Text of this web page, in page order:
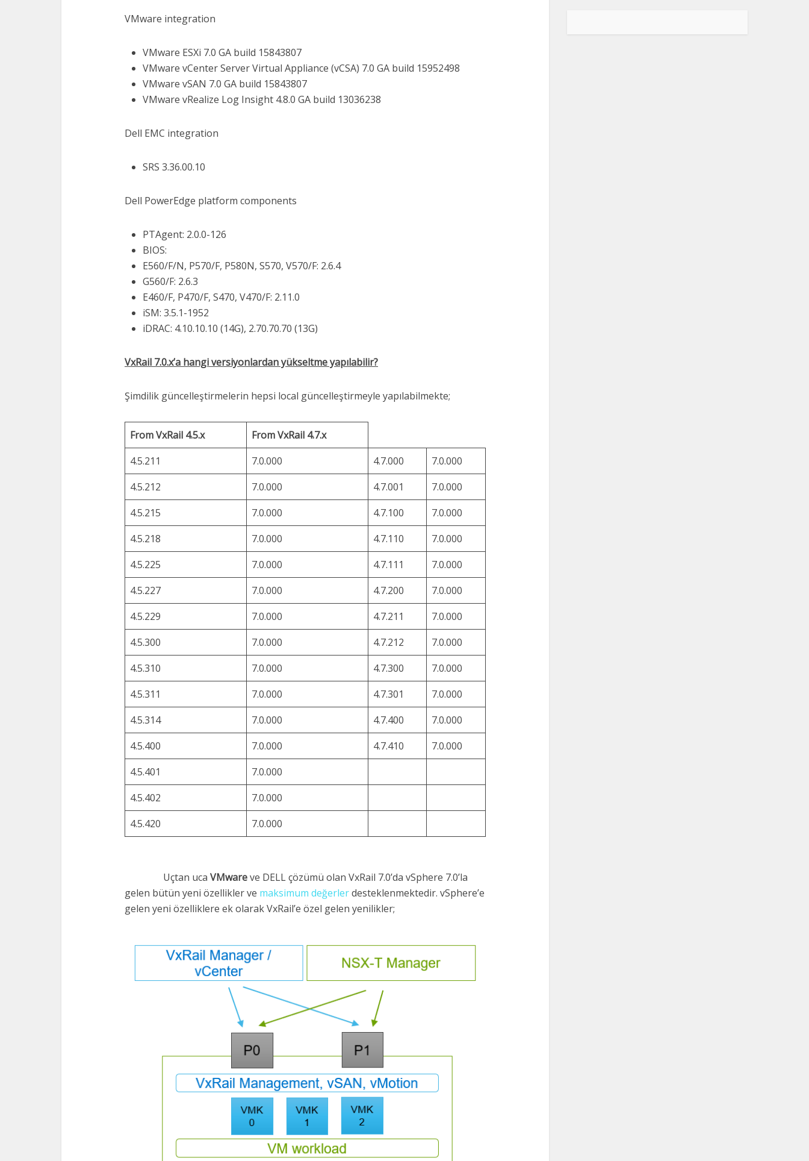
VMware integration
VMware ESXi 7.0 GA build 15843807
VMware vCenter Server Virtual Appliance (vCSA) 7.0 GA build 15952498
VMware vSAN 7.0 GA build 15843807
VMware vRealize Log Insight 4.8.0 GA build 13036238
Dell EMC integration
SRS 3.36.00.10
Dell PowerEdge platform components
PTAgent: 2.0.0-126
BIOS:
E560/F/N, P570/F, P580N, S570, V570/F: 2.6.4
G560/F: 2.6.3
E460/F, P470/F, S470, V470/F: 2.11.0
iSM: 3.5.1-1952
iDRAC: 4.10.10.10 (14G), 2.70.70.70 (13G)
VxRail 7.0.x’a hangi versiyonlardan yükseltme yapılabilir?
Şimdilik güncelleştirmelerin hepsi local güncelleştirmeyle yapılabilmekte;
From VxRail 4.5.x
From VxRail 4.7.x
4.5.211
7.0.000 4.7.000
7.0.000
4.5.212
7.0.000 4.7.001
7.0.000
4.5.215
7.0.000 4.7.100
7.0.000
4.5.218
7.0.000 4.7.110
7.0.000
4.5.225
7.0.000 4.7.111
7.0.000
4.5.227
7.0.000 4.7.200
7.0.000
4.5.229
7.0.000 4.7.211
7.0.000
4.5.300
7.0.000 4.7.212
7.0.000
4.5.310
7.0.000 4.7.300
7.0.000
4.5.311
7.0.000 4.7.301
7.0.000
4.5.314
7.0.000 4.7.400
7.0.000
4.5.400
7.0.000 4.7.410
7.0.000
4.5.401
7.0.000
4.5.402
7.0.000
4.5.420
7.0.000
Uçtan uca VMwareve DELL çözümü olan VxRail 7.0’da vSphere 7.0’la
gelen bütün yeni özellikler ve maksimum değerlerdesteklenmektedir. vSphere’e
gelen yeni özelliklere ek olarak VxRail’e özel gelen yenilikler;